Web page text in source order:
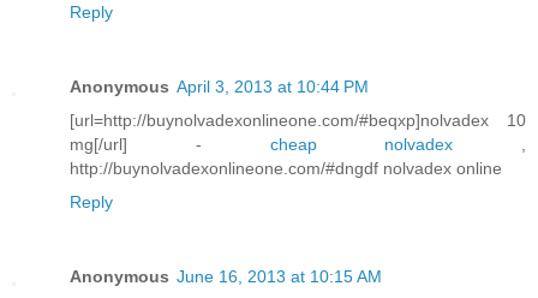
Reply
Anonymous April 3, 2013 at 10:44 PM
[url=http://buynolvadexonlineone.com/#beqxp]nolvadex 10
mg[/url] - cheap nolvadex
http://buynolvadexonlineone.com/#dngdf nolvadex online
Reply
Anonymous June 16, 2013 at 10:15 AM